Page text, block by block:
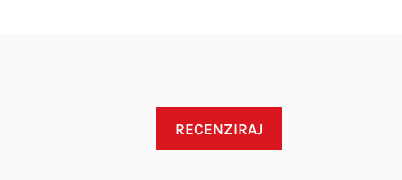
RECENZIRAJ